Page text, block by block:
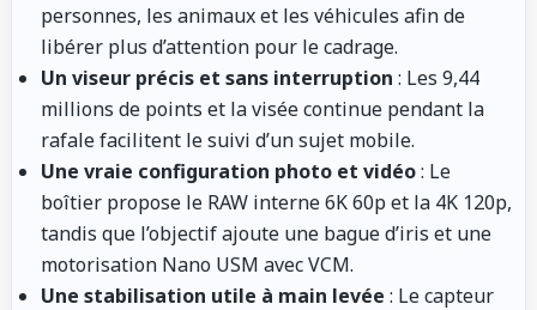
personnes, les animaux et les véhicules afin de
libérer plus d’attention pour le cadrage.
Un viseur précis et sans interruption : Les 9,44
millions de points et la visée continue pendant la
rafale facilitent le suivi d’un sujet mobile.
Une vraie configuration photo et vidéo: Le
boîtier propose le RAW interne 6K 60p et la 4K 120p,
tandis que l’objectif ajoute une bague d’iris et une
motorisation Nano USM avec VCM.
Une stabilisation utile à main levée : Le capteur